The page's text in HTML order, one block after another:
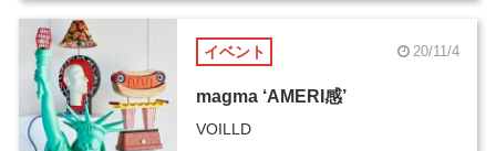
イベント 20/11/4
magma ‘AMERI感’
VOILLD